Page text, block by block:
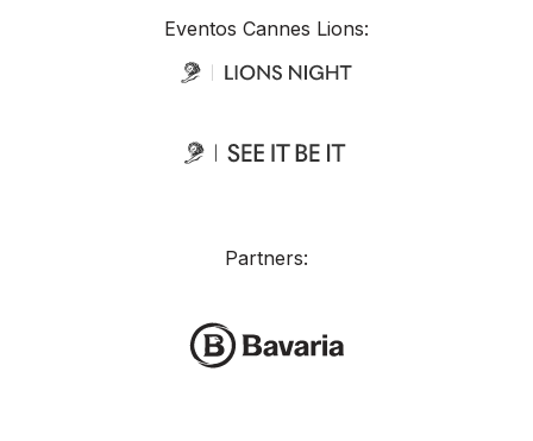
Eventos Cannes Lions:
Partners: